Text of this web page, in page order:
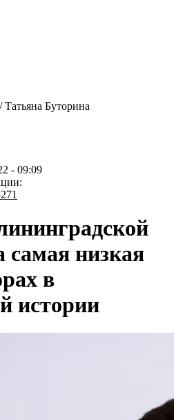
Татьяна Буторина
- 09:09
самая низкая
в
истории